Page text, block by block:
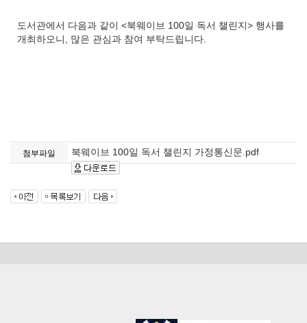
도서관에서 다음과 같이 <북웨이브 100일 독서 챌린지> 행사를
개최하오니, 많은 관심과 참여 부탁드립니다.
첨부파일 북웨이브 100일 독서 챌린지 가정통신문.pdf